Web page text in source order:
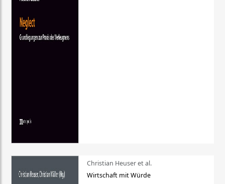
Christian Heuser et al.
Wirtschaft mit Würde